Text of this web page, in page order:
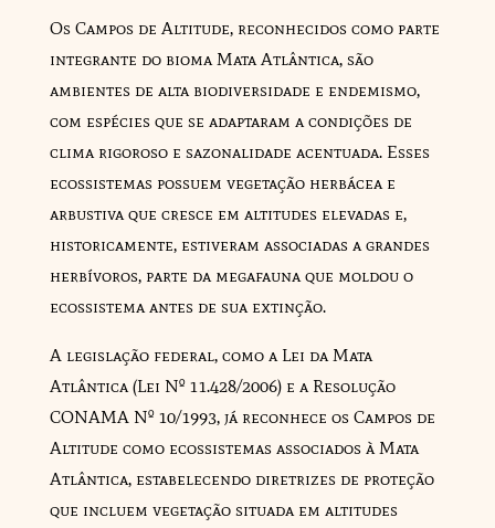
Os Campos de Altitude, reconhecidos como parte
integrante do bioma Mata Atlântica, são
ambientes de alta biodiversidade e endemismo,
com espécies que se adaptaram a condições de
clima rigoroso e sazonalidade acentuada. Esses
ecossistemas possuem vegetação herbácea e
arbustiva que cresce em altitudes elevadas e,
historicamente, estiveram associadas a grandes
herbívoros, parte da megafauna que moldou o
ecossistema antes de sua extinção.
A legislação federal, como a Lei da Mata
Atlântica (Lei Nº 11.428/2006) e a Resolução
CONAMA Nº 10/1993, já reconhece os Campos de
Altitude como ecossistemas associados à Mata
Atlântica, estabelecendo diretrizes de proteção
que incluem vegetação situada em altitudes